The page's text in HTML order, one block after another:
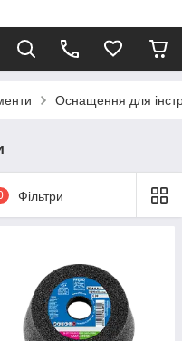
Оснащення для
Фільтри